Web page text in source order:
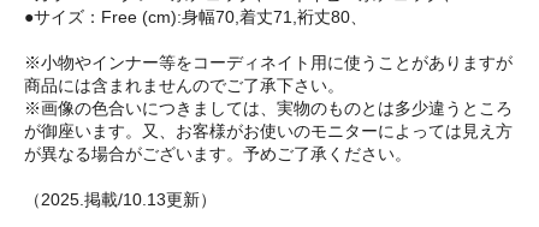
●サイズ：Free (cm):身幅70,着丈71,裄丈80、
※小物やインナー等をコーディネイト用に使うことがありますが
商品には含まれませんのでご了承下さい。
※画像の色合いにつきましては、実物のものとは多少違うところ
が御座います。又、お客様がお使いのモニターによっては見え方
が異なる場合がございます。予めご了承ください。
（2025.掲載/10.13更新）